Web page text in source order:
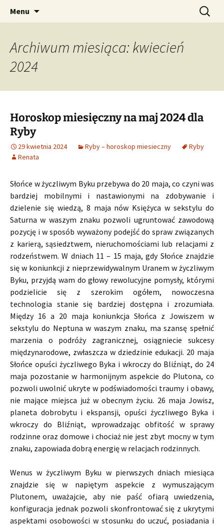
CzaroMarowy horoskop
dzienny, miesięczny i
tygodniowy
Profesjonalne przepowiednie astrologiczne
Menu Szukaj:
Archiwum miesiąca: kwiecień
2024
Horoskop miesięczny na maj 2024 dla
Ryby
29 kwietnia 2024 Ryby – horoskop miesieczny
Ryby
Renata
Słońce w życzliwym Byku przebywa do 20 maja, co czyni was
bardziej mobilnymi i nastawionymi na zdobywanie i
dzielenie się wiedzą, 8 maja nów Księżyca w sekstylu do
Saturna w waszym znaku pozwoli ugruntować zawodową
pozycję i w sposób wyważony podejść do spraw związanych
z karierą, sąsiedztwem, nieruchomościami lub relacjami z
rodzeństwem. W dniach 11 – 15 maja, gdy Słońce znajdzie
się w koniunkcji z nieprzewidywalnym Uranem w życzliwym
Byku, przyjdą wam do głowy rewolucyjne pomysły, którymi
podzielicie się z szerokim ogółem, nowoczesna
technologia stanie się bardziej dostępna i zrozumiała.
Między 16 a 20 maja koniunkcja Słońca z Jowiszem w
sekstylu do Neptuna w waszym znaku, ma szansę spełnić
marzenia o podróży zagranicznej, osiągniecie sukcesy
międzynarodowe, zwłaszcza w dziedzinie edukacji. 20 maja
Słońce opuści życzliwego Byka i wkroczy do Bliźniąt, do 24
maja pozostanie w harmonijnym aspekcie do Plutona, co
pozwoli uwolnić ukryte w podświadomości traumy i obawy,
nie mające miejsca już w obecnym życiu. 26 maja Jowisz,
planeta dobrobytu i ekspansji, opuści życzliwego Byka i
wkroczy do Bliźniąt, wprowadzając obfitość w sprawy
rodzinne oraz domowe i chociaż nie jest zbyt mocny w tym
znaku, zapowiada dobrą energię w relacjach rodzinnych.
Wenus w życzliwym Byku w pierwszych dniach miesiąca
znajdzie się w napiętym aspekcie z wymuszającym
Plutonem, uważajcie, aby nie paść ofiarą uwiedzenia,
konfiguracja jednak pozwoli skonfrontować się z ukrytymi
aspektami osobowości w stosunku do uczuć, posiadania i